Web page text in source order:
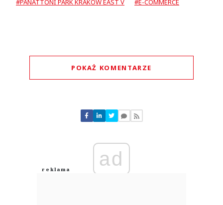
#PANATTONI PARK KRAKÓW EAST V #E-COMMERCE
POKAŻ KOMENTARZE
Nie znaleziono komentarzy
Zostaw swoje komentarze
Anuluj
ad